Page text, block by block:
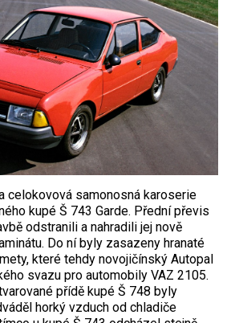
celokovová samonosná karoserie
kupé Š 743 Garde. Přední převis
odstranili a nahradili jej nově
Do ní byly zasazeny hranaté
které tehdy novojičínský Autopal
svazu pro automobily VAZ 2105.
přídě kupé Š 748 byly
horký vzduch od chladiče